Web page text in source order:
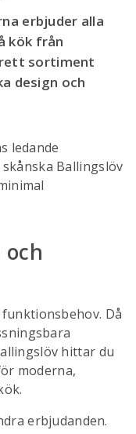
erbjuder alla
kök från
sortiment
design och
ledande
Ballingslöv
Då
hittar du
moderna,
erbjudanden.